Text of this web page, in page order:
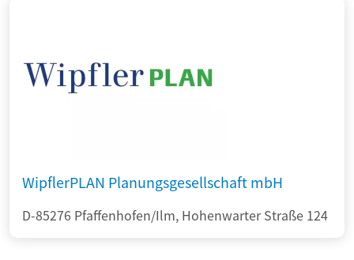
WipflerPLAN Planungsgesellschaft mbH
D-85276 Pfaffenhofen/Ilm, Hohenwarter Straße 124